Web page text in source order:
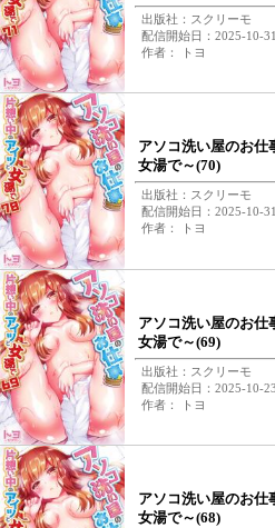
出版社：スクリーモ
配信開始日：2025-10-31
作者： トヨ
アソコ洗い屋のお仕
女湯で～(70)
出版社：スクリーモ
配信開始日：2025-10-31
作者： トヨ
アソコ洗い屋のお仕
女湯で～(69)
出版社：スクリーモ
配信開始日：2025-10-23
作者： トヨ
アソコ洗い屋のお仕
女湯で～(68)